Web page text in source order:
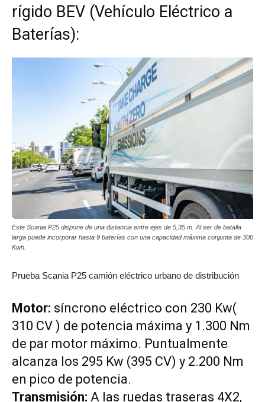
rígido BEV (Vehículo Eléctrico a
Baterías):
Este Scania P25 dispone de una distancia entre ejes de 5,35 m. Al ser de batalla
larga puede incorporar hasta 9 baterías con una capacidad máxima conjunta de 300
Kwh.
Prueba Scania P25 camión eléctrico urbano de distribución
Motor: síncrono eléctrico con 230 Kw(
310 CV ) de potencia máxima y 1.300 Nm
de par motor máximo. Puntualmente
alcanza los 295 Kw (395 CV) y 2.200 Nm
en pico de potencia.
Transmisión: A las ruedas traseras 4X2,